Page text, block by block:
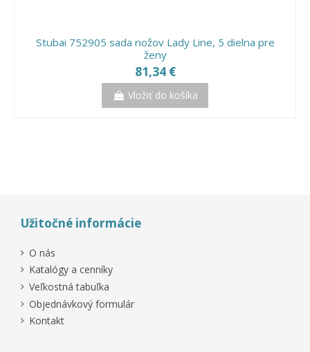
Stubai 752905 sada nožov Lady Line, 5 dielna pre
ženy
81,34 €
Vložiť do košíka
Užitočné informácie
O nás
Katalógy a cenníky
Veľkostná tabuľka
Objednávkový formulár
Kontakt